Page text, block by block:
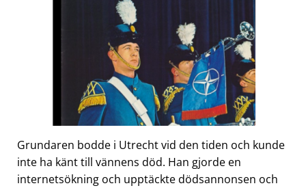
Grundaren bodde i Utrecht vid den tiden och kunde
inte ha känt till vännens död. Han gjorde en
internetsökning och upptäckte dödsannonsen och